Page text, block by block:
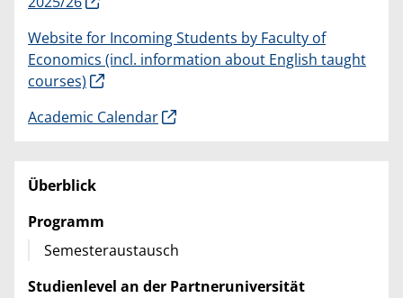
Website for Incoming Students by Faculty of
Economics (incl. information about English taught
courses)
Academic Calendar
Überblick
Programm
Semesteraustausch
Studienlevel an der Partneruniversität